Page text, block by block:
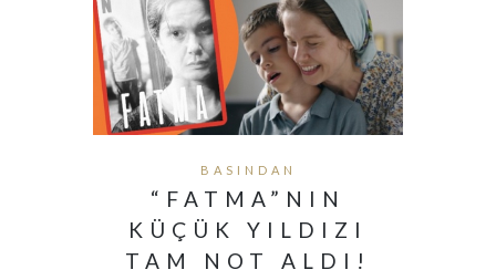
BASINDAN
“FATMA”NIN
KÜÇÜK YILDIZI
TAM NOT ALDI!